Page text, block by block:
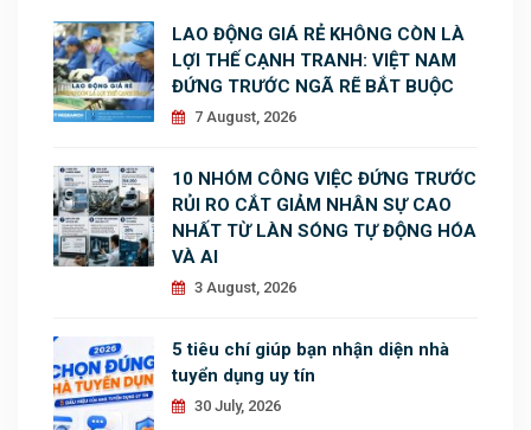
LAO ĐỘNG GIÁ RẺ KHÔNG CÒN LÀ
LỢI THẾ CẠNH TRANH: VIỆT NAM
ĐỨNG TRƯỚC NGÃ RẼ BẮT BUỘC
7 August, 2026
10 NHÓM CÔNG VIỆC ĐỨNG TRƯỚC
RỦI RO CẮT GIẢM NHÂN SỰ CAO
NHẤT TỪ LÀN SÓNG TỰ ĐỘNG HÓA
VÀ AI
3 August, 2026
5 tiêu chí giúp bạn nhận diện nhà
tuyển dụng uy tín
30 July, 2026